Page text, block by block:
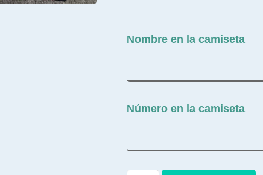
Nombre en la camiseta
Número en la camiseta